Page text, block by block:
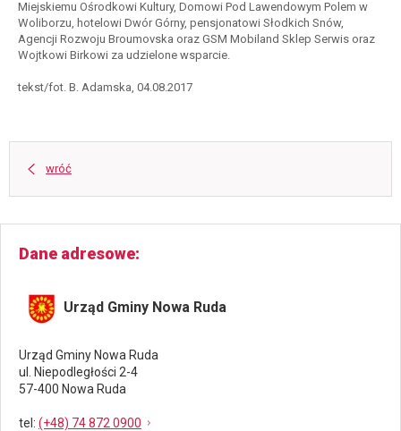
Miejskiemu Ośrodkowi Kultury, Domowi Pod Lawendowym Polem w
Woliborzu, hotelowi Dwór Górny, pensjonatowi Słodkich Snów,
Agencji Rozwoju Broumovska oraz GSM Mobiland Sklep Serwis oraz
Wojtkowi Birkowi za udzielone wsparcie.
tekst/fot. B. Adamska, 04.08.2017
wróć
Dane adresowe
Urząd Gminy Nowa Ruda
Urząd Gminy Nowa Ruda
ul. Niepodległości 2-4
57-400 Nowa Ruda
tel : (+48) 74 872 0900